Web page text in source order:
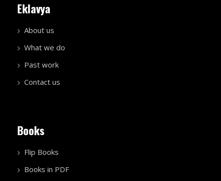
Eklavya
About us
What we do
Past work
Contact us
Books
Flip Books
Books in PDF